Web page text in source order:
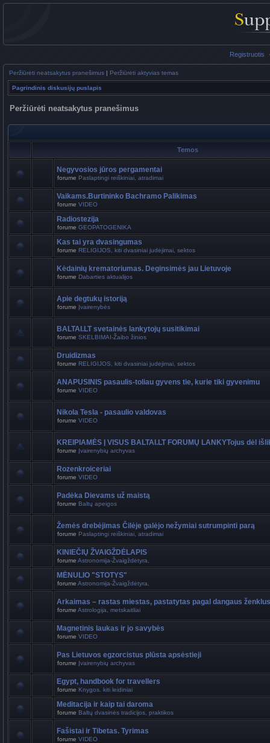
Registruotis
Peržiūrėti neatsakytus pranešimus | Peržiūrėti aktyvias temas
Pagrindinis diskusijų puslapis
Peržiūrėti neatsakytus pranešimus
Temos
Negyvosios jūros pergamentai
forume Paslaptingi reiškiniai, atradimai
Vaikams.Burtininko Bachramo Palikimas
forume VIDEO
Radiostezija
forume GEOPATOGENIKA
Kas tai yra dvasingumas
forume RELIGIJOS, kiti dvasiniai judėjimai, sektos
Kėdainių krematoriumas. Deginsimės jau Lietuvoje
forume Dabarties aktualijos
Apie degtukų istoriją
forume Įvairenybės
BALTAI.LT svetainės lankytojų susitikimai
forume SKELBIMAI-Žaibo žinios
Druidizmas
forume RELIGIJOS, kiti dvasiniai judėjimai, sektos
ANAPUSINIS pasaulis-toliau gyvens tie, kurie tiki gyvenimu
forume VIDEO
Nikola Tesla - pasaulio valdovas
forume VIDEO
KREIPIAMĖS Į VISUS BALTAI.LT FORUMŲ LANKYTojus dėl
forume Įvairenybių archyvas
Rozenkroiceriai
forume VIDEO
Padėka Dievams už maistą
forume Baltų apeigos
Žemės drebėjimas Čilėje galėjo nežymiai sutrumpinti parą
forume Paslaptingi reiškiniai, atradimai
KINIEČIŲ ŽVAIGŽDĖLAPIS
forume Astronomija-Žvaigždėtyra,
MĖNULIO "STOTYS"
forume Astronomija-Žvaigždėtyra,
Arkaimas – rastas miestas, pastatytas pagal dangaus ženklus
forume Astrologija, metskaitliai
Magnetinis laukas ir jo savybės
forume VIDEO
Pas Lietuvos egzorcistus plūsta apsėstieji
forume Įvairenybių archyvas
Egypt, handbook for travellers
forume Knygos. kiti leidiniai
Meditacija ir kaip tai daroma
forume Baltų dvasinės tradicijos, praktikos
Fašistai ir Tibetas. Tyrimas
forume VIDEO